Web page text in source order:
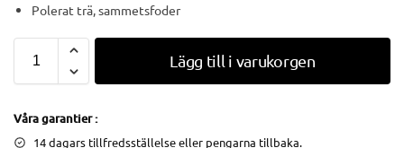
Polerat trä, sammetsfoder
Lägg till i varukorgen
Våra garantier :
14 dagars tillfredsställelse eller pengarna tillbaka.